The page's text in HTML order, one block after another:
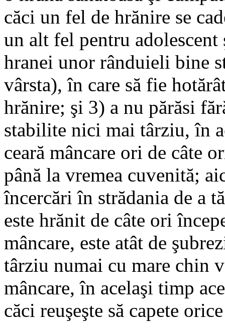
căci un fel de hrănire se
un alt fel pentru
hranei unor rânduieli bine
vârsta), în care să fie
hrănire; şi 3) a nu părăsi
stabilite nici mai târziu, în
ceară mâncare ori de câte
până la vremea cuvenită;
încercări în strădania de a
este hrănit de câte ori
mâncare, este atât de
târziu numai cu mare chin
mâncare, în acelaşi timp
căci reuşeşte să capete